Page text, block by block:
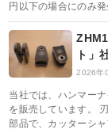
円以下の場合にのみ
ト」
2026年
当社では、ハンマー
を販売しています。
部品で、カッターシ